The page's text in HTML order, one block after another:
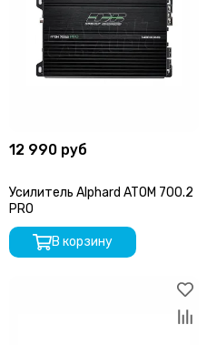
12 990 руб
Усилитель Alphard ATOM 700.2
PRO
В корзину